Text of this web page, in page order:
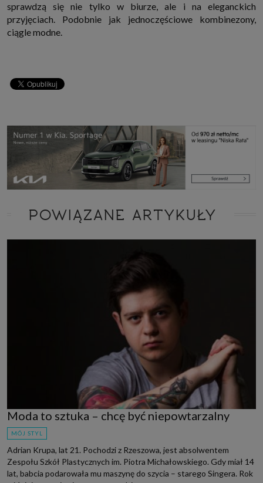
sprawdzą się nie tylko w biurze, ale i na eleganckich
przyjęciach. Podobnie jak jednoczęściowe kombinezony,
ciągle modne.
POWIĄZANE ARTYKUŁY
Moda to sztuka – chcę być niepowtarzalny
MÓJ STYL
Adrian Krupa, lat 21. Pochodzi z Rzeszowa, jest absolwentem
Zespołu Szkół Plastycznych im. Piotra Michałowskiego. Gdy miał 14
lat, babcia podarowała mu maszynę do szycia – starego Singera. Rok